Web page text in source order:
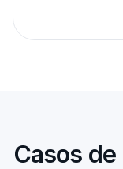
Casos